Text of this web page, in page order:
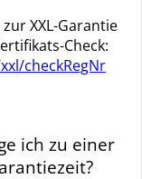
XXL-Garantie
Check:
checkRegNr
ich zu einer